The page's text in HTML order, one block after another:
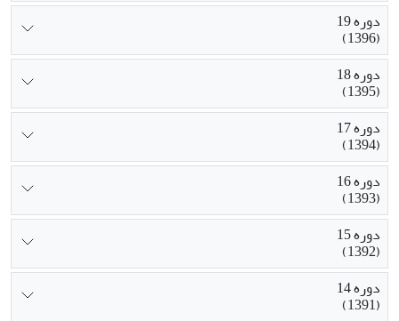
دوره 19
(1396)
دوره 18
(1395)
دوره 17
(1394)
دوره 16
(1393)
دوره 15
(1392)
دوره 14
(1391)